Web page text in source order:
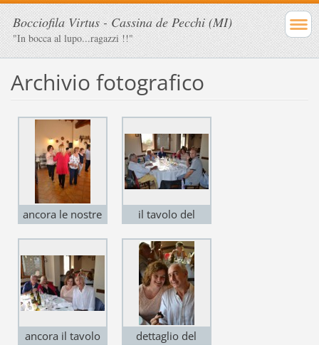
Bocciofila Virtus - Cassina de Pecchi (MI)
"In bocca al lupo...ragazzi !!"
Archivio fotografico
ancora le nostre
il tavolo del
ancora il tavolo
dettaglio del